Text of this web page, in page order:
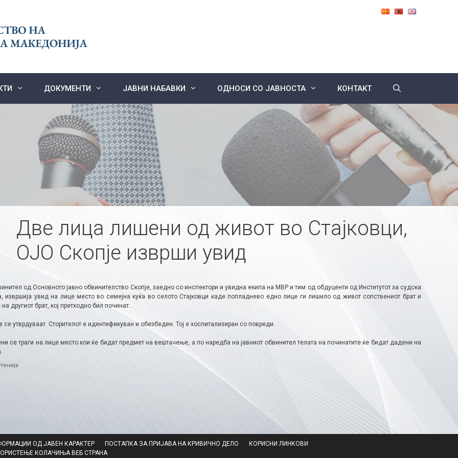
ДОКУМЕНТИ ЈАВНИ НАБАВКИ ОДНОСИ СО ЈАВНОСТА КОНТАКТ
Две лица лишени од живот во Стајковци,
ОЈО Скопје изврши увид
од Основното јавно обвинителство Скопје, заедно со инспектори и увидна екипа на МВР и тим од обдуценти од Институтот за судска
извршија увид на лице место во семејна куќа во селото Стајковци каде попладнево едно лице ги лишило од живот сопствениот брат и
на другиот брат, кој претходно бил починат.
се утврдуваат. Сторителот е идентификуван и обезбеден. Тој е хоспитализиран со повреди.
се траги на лице место кои ќе бидат предмет на вештачење, а по наредба на јавниот обвинител телата на починатите ќе бидат дадени на
ОД ЈАВЕН КАРАКТЕР ПОСТАПКА ЗА ПРИЈАВА НА КРИВИЧНО ДЕЛО
КОРИСНИ ЛИНКОВИ
КОЛАЧИЊА ВЕБ СТРАНА